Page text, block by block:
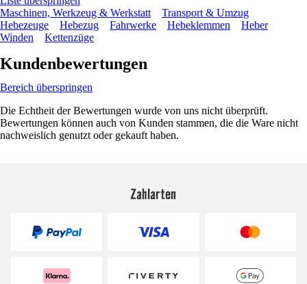
Maschinen, Werkzeug & Werkstatt
Transport & Umzug
Hebezeuge
Hebezug Fahrwerke Hebeklemmen
Heber
Winden
Kettenzüge
Kundenbewertungen
Bereich überspringen
Die Echtheit der Bewertungen wurde von uns nicht überprüft.
Bewertungen können auch von Kunden stammen, die die Ware nicht
nachweislich genutzt oder gekauft haben.
Zahlarten